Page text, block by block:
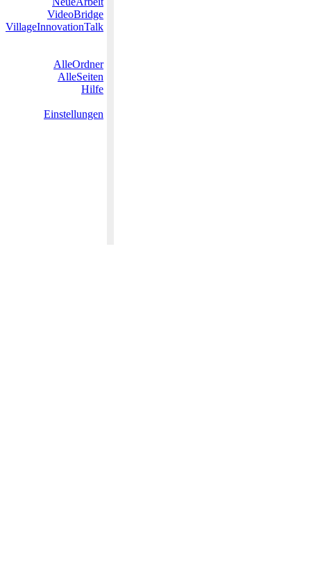
VideoBridge
VillageInnovationTalk
AlleOrdner
AlleSeiten
Hilfe
Einstellungen